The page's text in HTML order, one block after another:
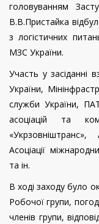
головуванням
В.В.Пристайка
з логістичних
МЗС України.
Участь у засіданні
України,
служби України,
асоціацій та
Асоціації
та ін.
В ході заходу було
Робочої групи,
членів групи,